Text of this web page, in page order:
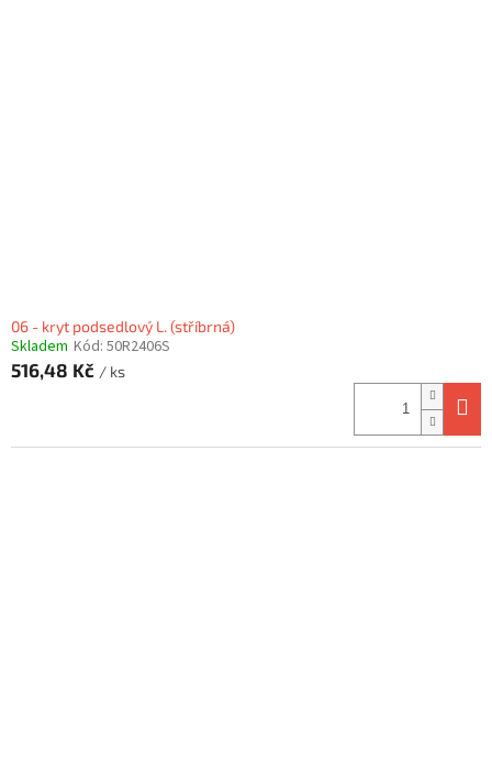
06 - kryt podsedlový L. (stříbrná)
Skladem Kód: 50R2406S
516,48 Kč / ks